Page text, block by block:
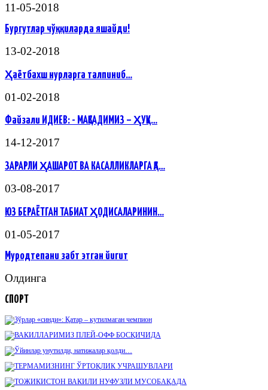
11-05-2018
Бургутлар чўққиларда яшайди!
13-02-2018
Ҳаётбахш нурларга талпиниб…
01-02-2018
Файзали ИДИЕВ: - МАҚСАДИМИЗ – ҲУҚУ…
14-12-2017
ЗАРАРЛИ ҲАШАРОТ ВА КАСАЛЛИКЛАРГА ҚА…
03-08-2017
ЮЗ БЕРАЁТГАН ТАБИАТ ҲОДИСАЛАРИНИН…
01-05-2017
Муродтепани забт этган йигит
Олдинга
СПОРТ